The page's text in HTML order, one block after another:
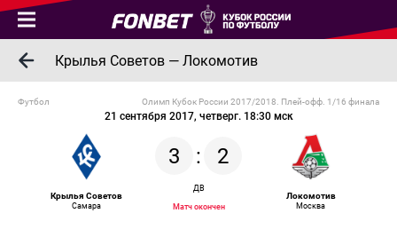
Крылья Советов — Локомотив
Футбол
21 сентября 2017, четверг. 18:30 мск
Олимп Кубок России 2017/2018. Плей-офф. 1/16 финала
Крылья Советов
Самара
3 : 2
ДВ
Матч окончен
Локомотив
Москва